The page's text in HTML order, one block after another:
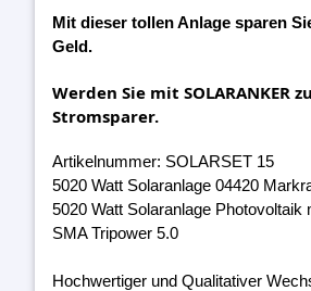
Mit dieser tollen Anlage sparen
Geld.
Werden Sie mit SOLARANKER
Stromsparer.
Artikelnummer: SOLARSET 15
5020 Watt Solaranlage 04420
5020 Watt Solaranlage Photovoltaik
SMA Tripower 5.0
Hochwertiger und Qualitativer